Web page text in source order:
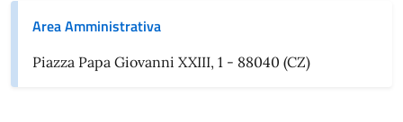
Area Amministrativa
Piazza Papa Giovanni XXIII, 1 - 88040 (CZ)